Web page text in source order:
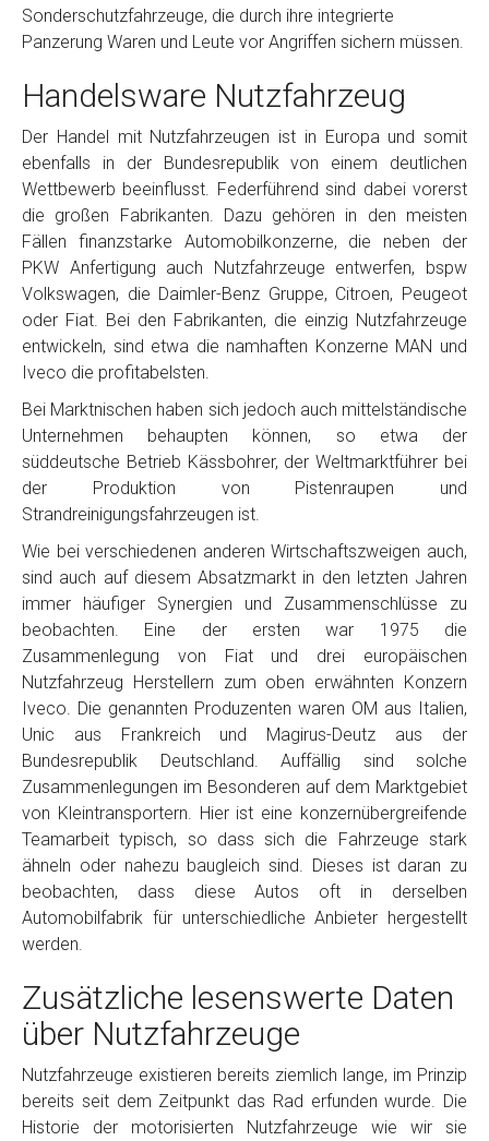
Sonderschutzfahrzeuge, die durch ihre integrierte
Panzerung Waren und Leute vor Angriffen sichern müssen.
Handelsware Nutzfahrzeug
Der Handel mit Nutzfahrzeugen ist in Europa und somit
ebenfalls in der Bundesrepublik von einem deutlichen
Wettbewerb beeinflusst. Federführend sind dabei vorerst
die großen Fabrikanten. Dazu gehören in den meisten
Fällen finanzstarke Automobilkonzerne, die neben der
PKW Anfertigung auch Nutzfahrzeuge entwerfen, bspw
Volkswagen, die Daimler-Benz Gruppe, Citroen, Peugeot
oder Fiat. Bei den Fabrikanten, die einzig Nutzfahrzeuge
entwickeln, sind etwa die namhaften Konzerne MAN und
Iveco die profitabelsten.
Bei Marktnischen haben sich jedoch auch mittelständische
Unternehmen behaupten können, so etwa der
süddeutsche Betrieb Kässbohrer, der Weltmarktführer bei
der Produktion von Pistenraupen und
Strandreinigungsfahrzeugen ist.
Wie bei verschiedenen anderen Wirtschaftszweigen auch,
sind auch auf diesem Absatzmarkt in den letzten Jahren
immer häufiger Synergien und Zusammenschlüsse zu
beobachten. Eine der ersten war 1975 die
Zusammenlegung von Fiat und drei europäischen
Nutzfahrzeug Herstellern zum oben erwähnten Konzern
Iveco. Die genannten Produzenten waren OM aus Italien,
Unic aus Frankreich und Magirus-Deutz aus der
Bundesrepublik Deutschland. Auffällig sind solche
Zusammenlegungen im Besonderen auf dem Marktgebiet
von Kleintransportern. Hier ist eine konzernübergreifende
Teamarbeit typisch, so dass sich die Fahrzeuge stark
ähneln oder nahezu baugleich sind. Dieses ist daran zu
beobachten, dass diese Autos oft in derselben
Automobilfabrik für unterschiedliche Anbieter hergestellt
werden.
Zusätzliche lesenswerte Daten
über Nutzfahrzeuge
Nutzfahrzeuge existieren bereits ziemlich lange, im Prinzip
bereits seit dem Zeitpunkt das Rad erfunden wurde. Die
Historie der motorisierten Nutzfahrzeuge wie wir sie